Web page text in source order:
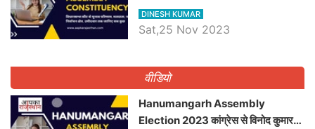
भाटी होंगे भाजपा उम्मीदवार, जानिये जैसलमेर
विधानसभा सीट के ताजा समीकरण
DINESH KUMAR
Sat,25 Nov 2023
वीडियो
Hanumangarh Assembly
Election 2023 कांग्रेस से विनोद कुमार